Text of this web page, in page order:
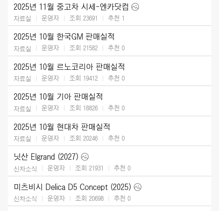
2025년 11월 중고차 시세-엔카닷컴
자료실 운영자 조회 23691 추천 1
2025년 10월 한국GM 판매실적
자료실 운영자 조회 21582 추천 0
2025년 10월 르노코리아 판매실적
자료실 운영자 조회 19412 추천 0
2025년 10월 기아 판매실적
자료실 운영자 조회 18826 추천 0
2025년 10월 현대차 판매실적
자료실 운영자 조회 20246 추천 0
닛산 Elgrand (2027)
신차소식 운영자 조회 21931 추천 0
미츠비시 Delica D5 Concept (2025)
신차소식 운영자 조회 20698 추천 0